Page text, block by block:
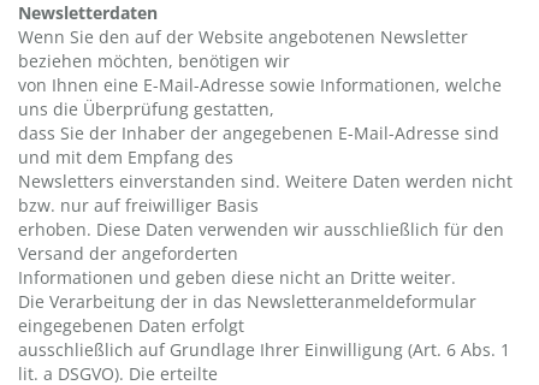
Newsletterdaten
Wenn Sie den auf der Website angebotenen Newsletter
beziehen möchten, benötigen wir
von Ihnen eine E-Mail-Adresse sowie Informationen, welche
uns die Überprüfung gestatten,
dass Sie der Inhaber der angegebenen E-Mail-Adresse sind
und mit dem Empfang des
Newsletters einverstanden sind. Weitere Daten werden nicht
bzw. nur auf freiwilliger Basis
erhoben. Diese Daten verwenden wir ausschließlich für den
Versand der angeforderten
Informationen und geben diese nicht an Dritte weiter.
Die Verarbeitung der in das Newsletteranmeldeformular
eingegebenen Daten erfolgt
ausschließlich auf Grundlage Ihrer Einwilligung (Art. 6 Abs. 1
lit. a DSGVO). Die erteilte